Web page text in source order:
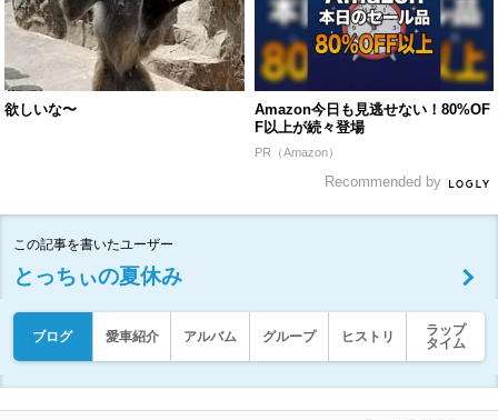
欲しいな〜
Amazon今日も見逃せない！80%OF
F以上が続々登場
PR（Amazon）
Recommended by
この記事を書いたユーザー
とっちぃの夏休み
ブログ 愛車紹介 アルバム グループ ヒストリ
ラップ
タイム